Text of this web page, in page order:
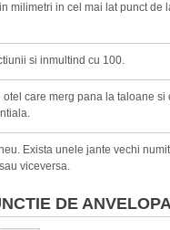
milimetri in cel mai lat punct de
si inmultind cu 100.
care merg pana la taloane si
Exista unele jante vechi
viceversa.
DE